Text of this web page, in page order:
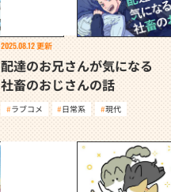
2025.08.12更新
配達のお兄さんが気になる
社畜のおじさんの話
ラブコメ 日常系 現代